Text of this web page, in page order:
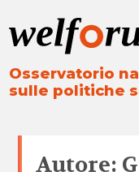
Osservatorio
sulle politiche
Autore: